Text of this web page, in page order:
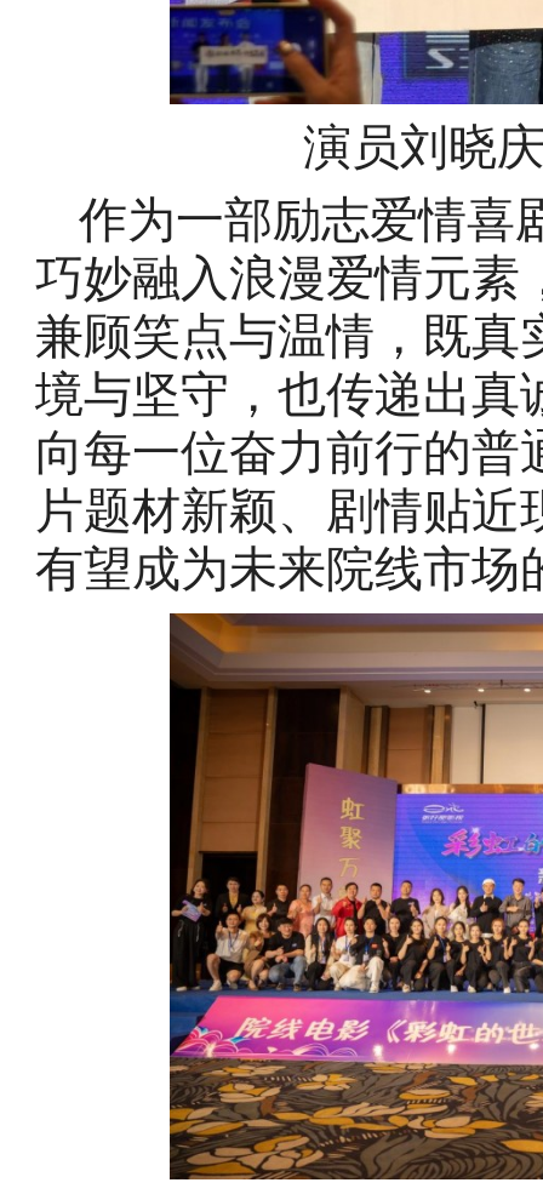
演员刘晓
作为一部励志爱情喜
巧妙融入浪漫爱情元素
兼顾笑点与温情，既真
境与坚守，也传递出真
向每一位奋力前行的
片题材新颖、剧情贴
有望成为未来院线市场